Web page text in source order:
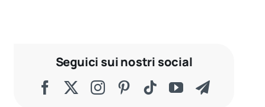
Seguici sui nostri social